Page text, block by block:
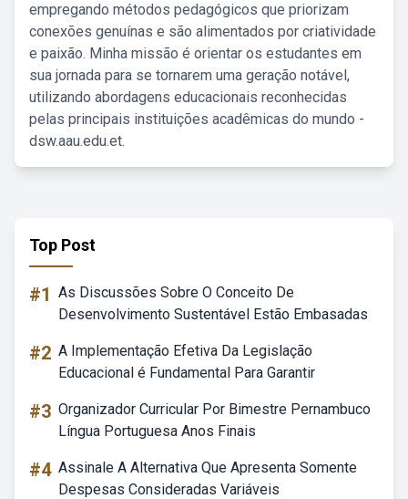
empregando métodos pedagógicos que priorizam
conexões genuínas e são alimentados por criatividade
e paixão. Minha missão é orientar os estudantes em
sua jornada para se tornarem uma geração notável,
utilizando abordagens educacionais reconhecidas
pelas principais instituições acadêmicas do mundo -
dsw.aau.edu.et.
Top Post
#1 As Discussões Sobre O Conceito De
Desenvolvimento Sustentável Estão Embasadas
#2 A Implementação Efetiva Da Legislação
Educacional é Fundamental Para Garantir
#3 Organizador Curricular Por Bimestre Pernambuco
Língua Portuguesa Anos Finais
#4 Assinale A Alternativa Que Apresenta Somente
Despesas Consideradas Variáveis